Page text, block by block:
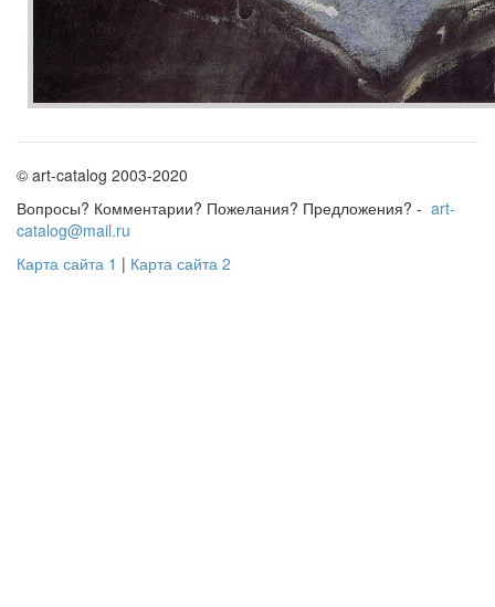
© art-catalog 2003-2020
Вопросы? Комментарии? Пожелания? Предложения? - art-
catalog@mail.ru
Карта сайта 1 | Карта сайта 2